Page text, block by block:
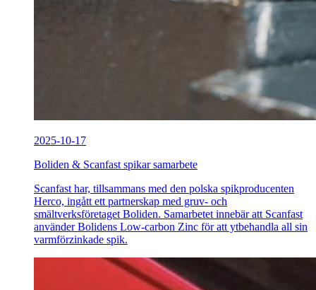
2025-10-17
Boliden & Scanfast spikar samarbete
Scanfast har, tillsammans med den polska spikproducenten
Herco, ingått ett partnerskap med gruv- och
smältverksföretaget Boliden. Samarbetet innebär att Scanfast
använder Bolidens Low-carbon Zinc för att ytbehandla all sin
varmförzinkade spik.